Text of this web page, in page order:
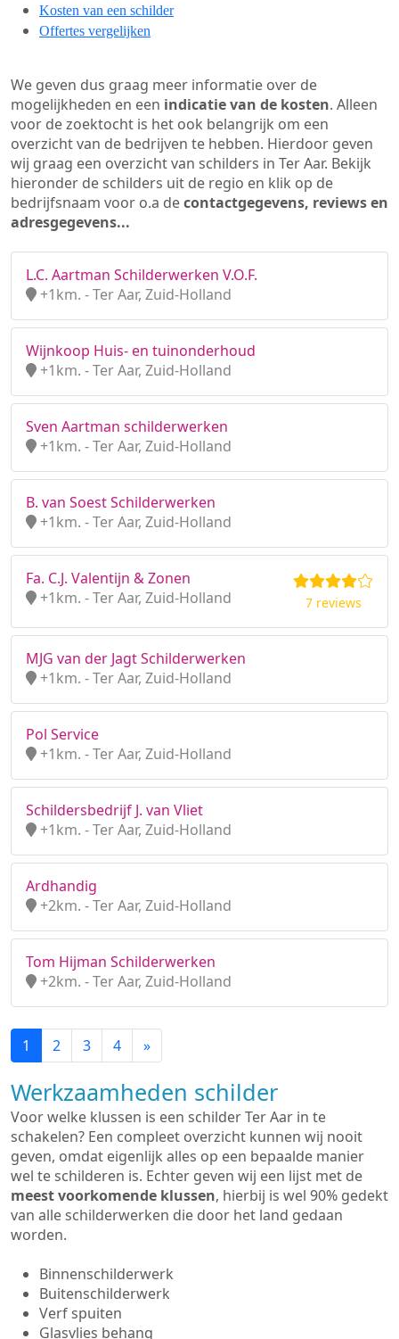
Kosten van een schilder
Offertes vergelijken
We geven dus graag meer informatie over de
mogelijkheden en een indicatie van de kosten. Alleen
voor de zoektocht is het ook belangrijk om een
overzicht van de bedrijven te hebben. Hierdoor geven
wij graag een overzicht van schilders in Ter Aar. Bekijk
hieronder de schilders uit de regio en klik op de
bedrijfsnaam voor o.a decontactgegevens, reviews en
adresgegevens...
L.C. Aartman Schilderwerken V.O.F.
+1km. - Ter Aar, Zuid-Holland
Wijnkoop Huis- en tuinonderhoud
+1km. - Ter Aar, Zuid-Holland
Sven Aartman schilderwerken
+1km. - Ter Aar, Zuid-Holland
B. van Soest Schilderwerken
+1km. - Ter Aar, Zuid-Holland
Fa. C.J. Valentijn & Zonen
+1km. - Ter Aar, Zuid-Holland
7 reviews
MJG van der Jagt Schilderwerken
+1km. - Ter Aar, Zuid-Holland
Pol Service
+1km. - Ter Aar, Zuid-Holland
Schildersbedrijf J. van Vliet
+1km. - Ter Aar, Zuid-Holland
Ardhandig
+2km. - Ter Aar, Zuid-Holland
Tom Hijman Schilderwerken
+2km. - Ter Aar, Zuid-Holland
1 2 3 4 »
Werkzaamheden schilder
Voor welke klussen is een schilder Ter Aar in te
schakelen? Een compleet overzicht kunnen wij nooit
geven, omdat eigenlijk alles op een bepaalde manier
wel te schilderen is. Echter geven wij een lijst met de
meest voorkomende klussen, hierbij is wel 90% gedekt
van alle schilderwerken die door het land gedaan
worden.
Binnenschilderwerk
Buitenschilderwerk
Verf spuiten
Glasvlies behang